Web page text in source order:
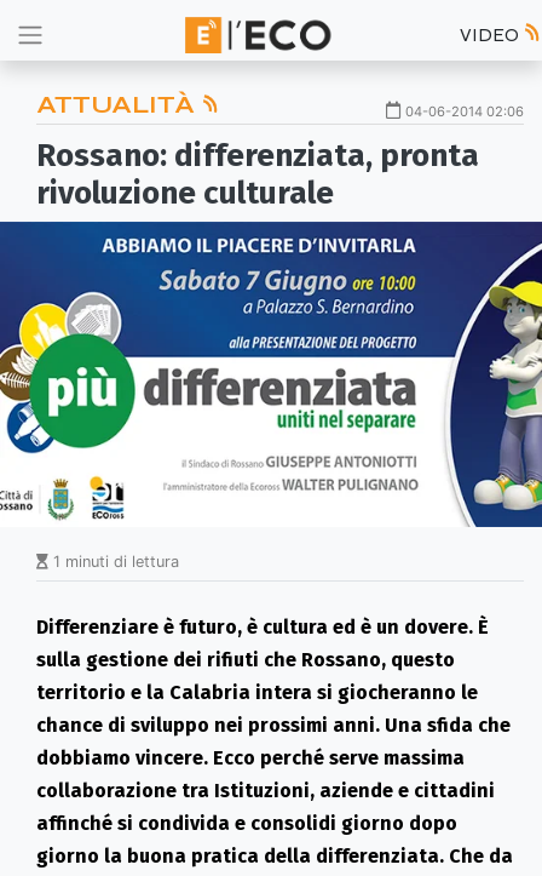
VIDEO
ATTUALITÀ 04-06-2014 02:06
Rossano: differenziata, pronta
rivoluzione culturale
1 minuti di lettura
Differenziare è futuro, è cultura ed è un dovere. È
sulla gestione dei rifiuti che Rossano, questo
territorio e la Calabria intera si giocheranno le
chance di sviluppo nei prossimi anni. Una sfida che
dobbiamo vincere. Ecco perché serve massima
collaborazione tra Istituzioni, aziende e cittadini
affinché si condivida e consolidi giorno dopo
giorno la buona pratica della differenziata. Che da